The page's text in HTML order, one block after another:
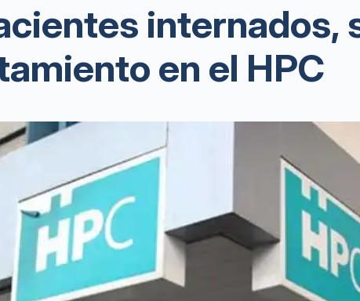
internados,
en el HPC